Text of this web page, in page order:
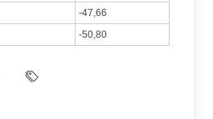
-47,66
-50,80